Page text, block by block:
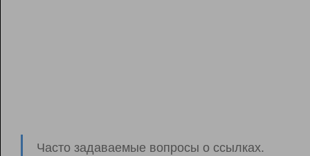
Часто задаваемые вопросы о ссылках.